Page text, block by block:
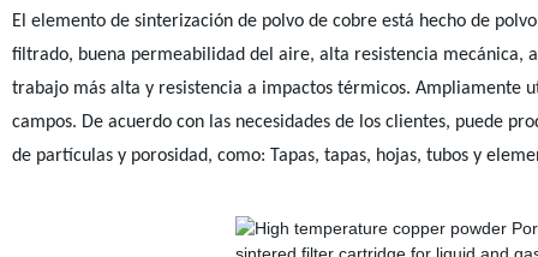
El elemento de sinterización de polvo de cobre está hecho de
filtrado, buena permeabilidad del aire, alta resistencia mecánica,
trabajo más alta y resistencia a impactos térmicos. Ampliamente
campos. De acuerdo con las necesidades de los clientes, puede
de partículas y porosidad, como: Tapas, tapas, hojas, tubos y